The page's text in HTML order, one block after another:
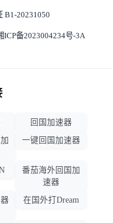
B1-20231050
ICP备2023004234号-3A
回国加速器
一键回国加速器
番茄海外回国加
速器
在国外打Dream